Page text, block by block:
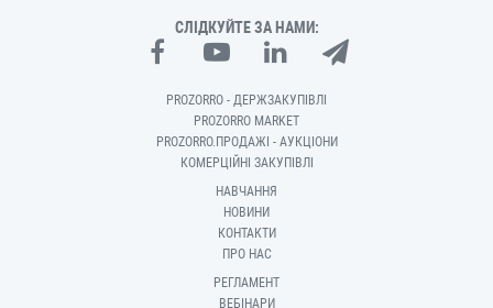
СЛІДКУЙТЕ ЗА НАМИ:
PROZORRO - ДЕРЖЗАКУПІВЛІ
PROZORRO MARKET
PROZORRO.ПРОДАЖІ - АУКЦІОНИ
КОМЕРЦІЙНІ ЗАКУПІВЛІ
НАВЧАННЯ
НОВИНИ
КОНТАКТИ
ПРО НАС
РЕГЛАМЕНТ
ВЕБІНАРИ